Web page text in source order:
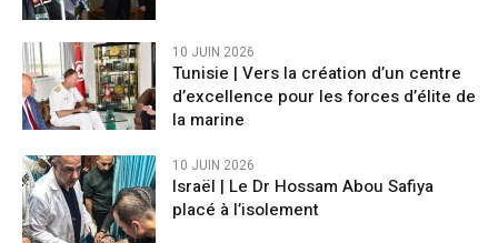
10 JUIN 2026
Tunisie | Vers la création d’un centre
d’excellence pour les forces d’élite de
la marine
10 JUIN 2026
Israël | Le Dr Hossam Abou Safiya
placé à l’isolement